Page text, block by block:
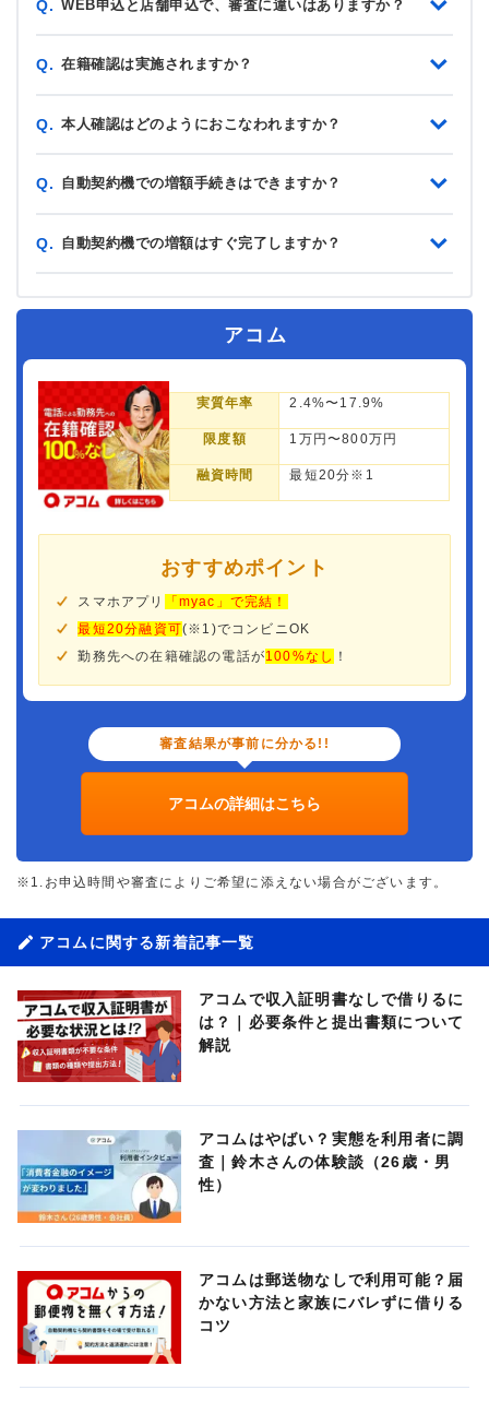
Q. WEB申込と店舗申込で、審査に違いはありますか？
Q. 在籍確認は実施されますか？
Q. 本人確認はどのようにおこなわれますか？
Q. 自動契約機での増額手続きはできますか？
Q. 自動契約機での増額はすぐ完了しますか？
アコム
実質年率 2.4%〜17.9%
限度額 1万円〜800万円
融資時間 最短20分※1
おすすめポイント
スマホアプリ
「myac」で完結！
最短20分融資可(※1)でコンビニOK
勤務先への在籍確認の電話が100%なし ！
審査結果が事前に分かる!!
アコムの詳細はこちら
※1.お申込時間や審査によりご希望に添えない場合がございます。
アコムに関する新着記事一覧
アコムで収入証明書なしで借りるに
は？｜必要条件と提出書類について
解説
アコムはやばい？実態を利用者に調
査｜鈴木さんの体験談（26歳・男
性）
アコムは郵送物なしで利用可能？届
かない方法と家族にバレずに借りる
コツ